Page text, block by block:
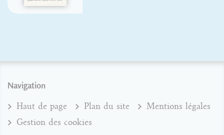
Navigation
Haut de page Plan du site
Mentions légales
Gestion des cookies